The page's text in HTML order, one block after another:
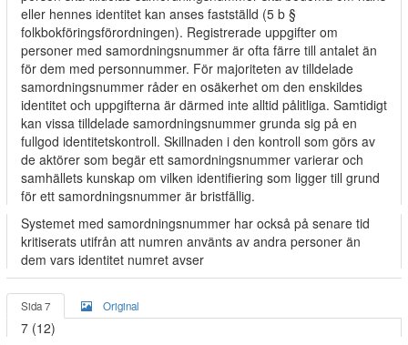
eller hennes identitet kan anses fastställd (5 b §
folkbokföringsförordningen). Registrerade uppgifter om
personer med samordningsnummer är ofta färre till antalet än
för dem med personnummer. För majoriteten av tilldelade
samordningsnummer råder en osäkerhet om den enskildes
identitet och uppgifterna är därmed inte alltid pålitliga. Samtidigt
kan vissa tilldelade samordningsnummer grunda sig på en
fullgod identitetskontroll. Skillnaden i den kontroll som görs av
de aktörer som begär ett samordningsnummer varierar och
samhällets kunskap om vilken identifiering som ligger till grund
för ett samordningsnummer är bristfällig.
Systemet med samordningsnummer har också på senare tid
kritiserats utifrån att numren använts av andra personer än
dem vars identitet numret avser
Sida 7 Original
7 (12)